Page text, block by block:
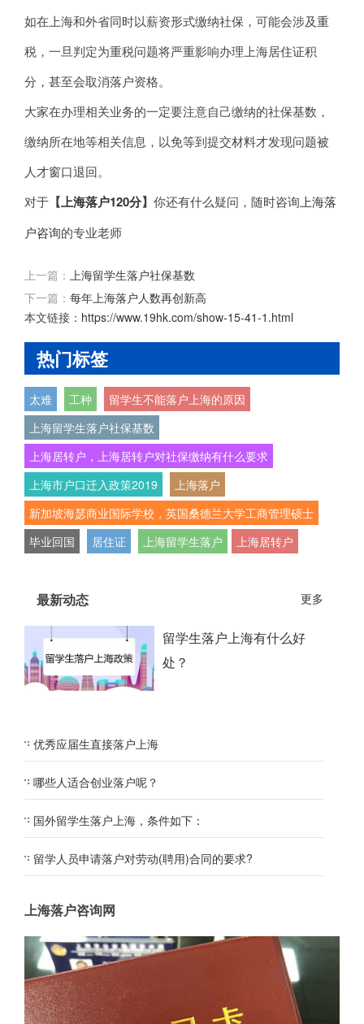
如在上海和外省同时以薪资形式缴纳社保，可能会涉及重
税，一旦判定为重税问题将严重影响办理上海居住证积
分，甚至会取消落户资格。
大家在办理相关业务的一定要注意自己缴纳的社保基数，
缴纳所在地等相关信息，以免等到提交材料才发现问题被
人才窗口退回。
对于 【上海落户120分】 你还有什么疑问，随时咨询 上海落
户咨询的专业老师
上一篇： 上海留学生落户社保基数
下一篇： 每年上海落户人数再创新高
本文链接： https://www.19hk.com/show-15-41-1.html
热门标签
太难 工种
留学生不能落户上海的原因
上海留学生落户社保基数
上海居转户，上海居转户对社保缴纳有什么要求
上海市户口迁入政策2019
上海落户
新加坡海瑟商业国际学校，英国桑德兰大学工商管理硕士
毕业回国
居住证 上海留学生落户 上海居转户
最新动态 更多
留学生落户上海有什么好
处？
优秀应届生直接落户上海
哪些人适合创业落户呢？
国外留学生落户上海，条件如下：
留学人员申请落户对劳动(聘用)合同的要求?
上海落户咨询网